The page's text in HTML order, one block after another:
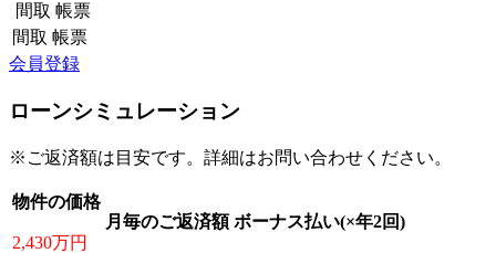
間取 帳票
間取 帳票
会員登録
ローンシミュレーション
※ご返済額は目安です。詳細はお問い合わせください。
物件の価格
2,430万円
月毎のご返済額 ボーナス払い(×年2回)